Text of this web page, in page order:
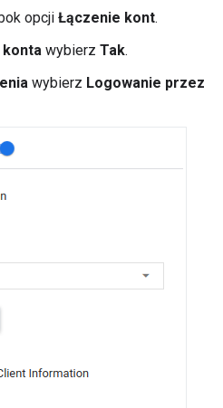
opcji Łączenie kont.
wybierz Tak.
wybierz Logowanie przez